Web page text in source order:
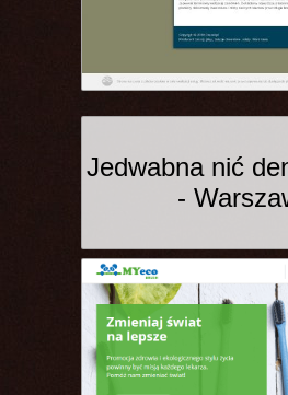
Jedwabna nić
-